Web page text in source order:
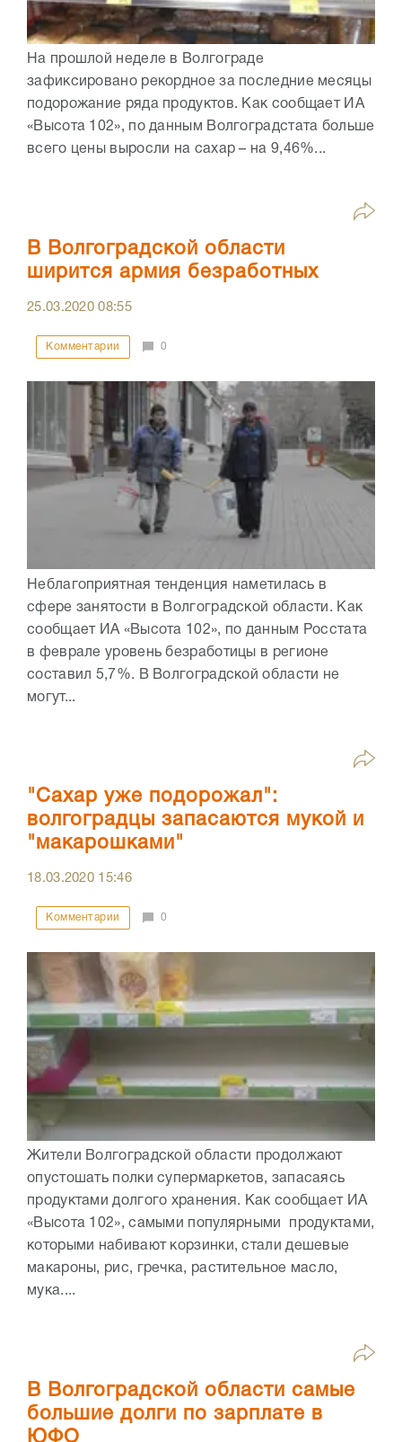
На прошлой неделе в Волгограде
зафиксировано рекордное за последние месяцы
подорожание ряда продуктов. Как сообщает ИА
«Высота 102», по данным Волгоградстата больше
всего цены выросли на сахар – на 9,46%...
В Волгоградской области
ширится армия безработных
25.03.202008:55
Комментарии 0
Неблагоприятная тенденция наметилась в
сфере занятости в Волгоградской области. Как
сообщает ИА «Высота 102», по данным Росстата
в феврале уровень безработицы в регионе
составил 5,7%. В Волгоградской области не
могут...
"Сахар уже подорожал":
волгоградцы запасаются мукой и
"макарошками"
18.03.2020 15:46
Комментарии 0
Жители Волгоградской области продолжают
опустошать полки супермаркетов, запасаясь
продуктами долгого хранения. Как сообщает ИА
«Высота 102», самыми популярными продуктами,
которыми набивают корзинки, стали дешевые
макароны, рис, гречка, растительное масло,
мука....
В Волгоградской области самые
большие долги по зарплате в
ЮФО